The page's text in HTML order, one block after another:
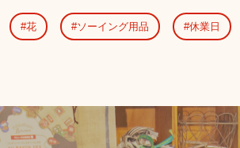
花 ソーイング用品 休業日